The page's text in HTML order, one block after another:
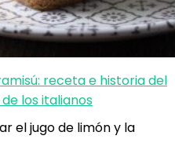
receta e historia del
los italianos
el jugo de limón y la